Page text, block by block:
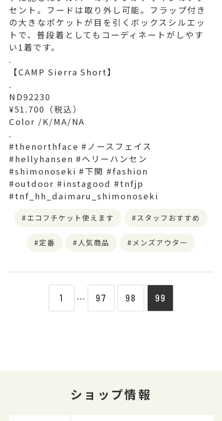
セント。フードは取り外し可能。フラップ付き
の大きなポケットが目を引くボックスシルエッ
トで、普段着としてもコーディネートがしやす
い1着です。
.
【CAMP Sierra Short】
.
ND92230
¥51.700（税込）
Color /K/MA/NA
.
#thenorthface #ノースフェイス
#hellyhansen #ヘリーハンセン
#shimonoseki #下関 #fashion
#outdoor #instagood #tnfjp
#tnf_hh_daimaru_shimonoseki
エコフチケット使えます スタッフおすすめ
定番 人気商品 メンズアウター
1 ⋯ 97 98 99
ショップ情報